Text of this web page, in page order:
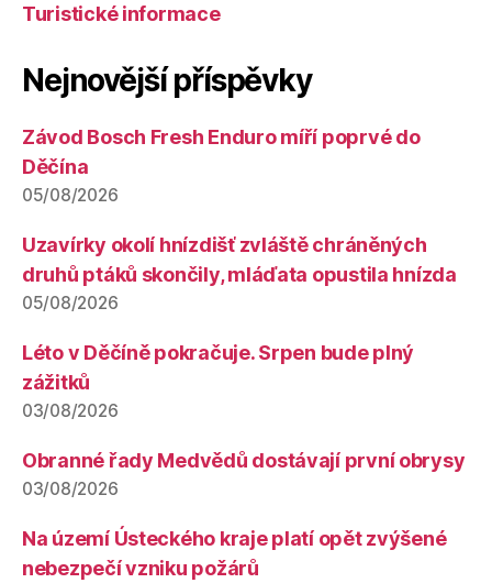
Turistické informace
Nejnovější příspěvky
Závod Bosch Fresh Enduro míří poprvé do
Děčína
05/08/2026
Uzavírky okolí hnízdišť zvláště chráněných
druhů ptáků skončily, mláďata opustila hnízda
05/08/2026
Léto v Děčíně pokračuje. Srpen bude plný
zážitků
03/08/2026
Obranné řady Medvědů dostávají první obrysy
03/08/2026
Na území Ústeckého kraje platí opět zvýšené
nebezpečí vzniku požárů